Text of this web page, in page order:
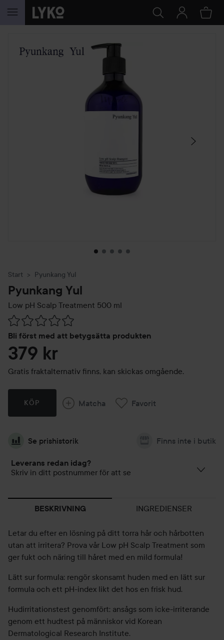
HOPPA TILL INNEHÅLLET
HOPPA ÖVER SEKTIONEN
Start Pyunkang Yul
Pyunkang Yul
Low pH Scalp Treatment 500 ml
Bli först med att betygsätta produkten
Hoppa till Betyg & kommentarer
379 kr
Gratis fraktalternativ finns, kan skickas omgående.
KÖP Matcha Favorit
Se prishistorik Finns inte i butik
Leverans redan idag?
Skriv in ditt postnummer för att se
BESKRIVNING INGREDIENSER
Letar du efter en lösning på ditt torra hår och hårbotten
utan att irritera? Prova vår Low pH Scalp Treatment som
ger fukt och näring till håret med en mild formula!
Lätt sur formula: rengör skonsamt huden med en lätt sur
formula och ett pH-index likt det hos en frisk hud.
Hudirritationstest genomfört: ansågs som icke-irriterande
genom ett hudtest på människor vid Korean
Dermatological Research Institute.